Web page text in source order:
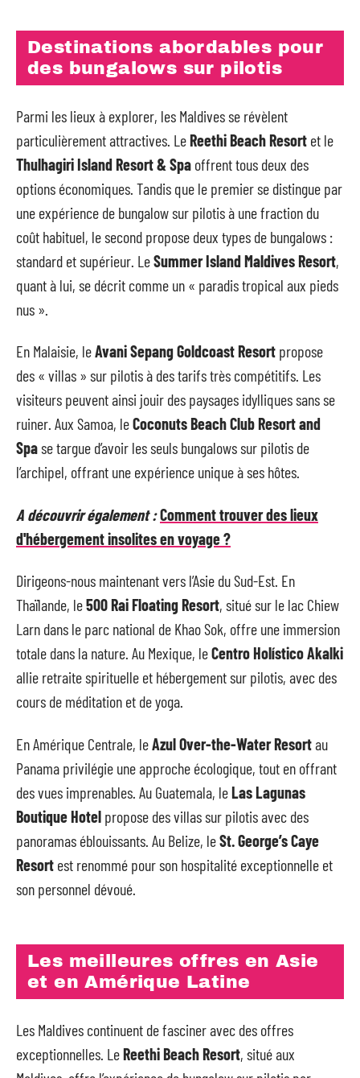
Destinations abordables pour
des bungalows sur pilotis
Parmi les lieux à explorer, les Maldives se révèlent
particulièrement attractives. LeReethi Beach Resort et le
Thulhagiri Island Resort & Spa offrent tous deux des
options économiques. Tandis que le premier se distingue par
une expérience de bungalow sur pilotis à une fraction du
coût habituel, le second propose deux types de bungalows :
standard et supérieur. LeSummer Island Maldives Resort,
quant à lui, se décrit comme un « paradis tropical aux pieds
nus ».
En Malaisie, leAvani Sepang Goldcoast Resort propose
des « villas » sur pilotis à des tarifs très compétitifs. Les
visiteurs peuvent ainsi jouir des paysages idylliques sans se
ruiner. Aux Samoa, leCoconuts Beach Club Resort and
Spase targue d’avoir les seuls bungalows sur pilotis de
l’archipel, offrant une expérience unique à ses hôtes.
A découvrir également :Comment trouver des lieux
d'hébergement insolites en voyage ?
Dirigeons-nous maintenant vers l’Asie du Sud-Est. En
Thaïlande, le500 Rai Floating Resort, situé sur le lac Chiew
Larn dans le parc national de Khao Sok, offre une immersion
totale dans la nature. Au Mexique, leCentro Holístico Akalki
allie retraite spirituelle et hébergement sur pilotis, avec des
cours de méditation et de yoga.
En Amérique Centrale, leAzul Over-the-Water Resortau
Panama privilégie une approche écologique, tout en offrant
des vues imprenables. Au Guatemala, leLas Lagunas
Boutique Hotel propose des villas sur pilotis avec des
panoramas éblouissants. Au Belize, leSt. George’s Caye
Resort est renommé pour son hospitalité exceptionnelle et
son personnel dévoué.
Les meilleures offres en Asie
et en Amérique Latine
Les Maldives continuent de fasciner avec des offres
exceptionnelles. LeReethi Beach Resort, situé aux